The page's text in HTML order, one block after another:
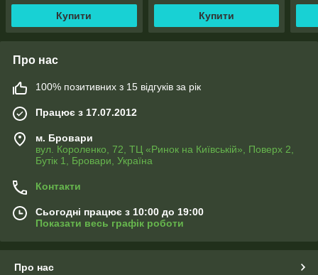
Купити Купити
Про нас
100% позитивних з 15 відгуків за рік
Працює з 17.07.2012
м. Бровари
вул. Короленко, 72, ТЦ «Ринок на Київській», Поверх 2,
Бутік 1, Бровари, Україна
Контакти
Сьогодні працює з 10:00 до 19:00
Показати весь графік роботи
Про нас